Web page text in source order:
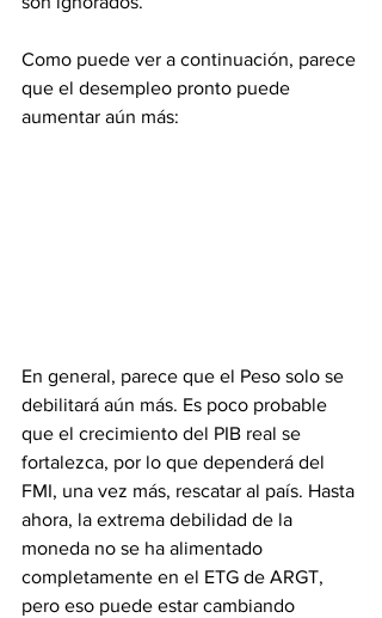
Como puede ver a continuación, parece
que el desempleo pronto puede
aumentar aún más:
En general, parece que el Peso solo se
debilitará aún más. Es poco probable
que el crecimiento del PIB real se
fortalezca, por lo que dependerá del
FMI, una vez más, rescatar al país. Hasta
ahora, la extrema debilidad de la
moneda no se ha alimentado
completamente en el ETG de ARGT,
pero eso puede estar cambiando